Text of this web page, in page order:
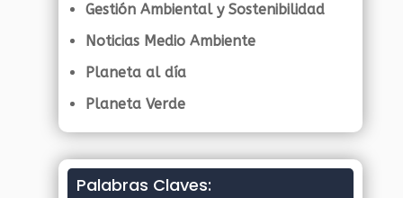
Gestión Ambiental y Sostenibilidad
Noticias Medio Ambiente
Planeta al día
Planeta Verde
Palabras Claves: